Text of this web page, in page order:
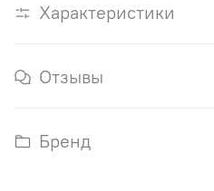
Характеристики
Отзывы
Бренд